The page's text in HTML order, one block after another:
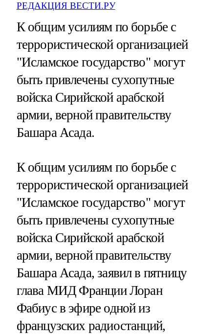
РЕДАКЦИЯ ВЕСТИ.РУ
К общим усилиям по борьбе с
террористической организацией
"Исламское государство" могут
быть привлечены сухопутные
войска Сирийской арабской
армии, верной правительству
Башара Асада.
К общим усилиям по борьбе с
террористической организацией
"Исламское государство" могут
быть привлечены сухопутные
войска Сирийской арабской
армии, верной правительству
Башара Асада, заявил в пятницу
глава МИД Франции Лоран
Фабиус в эфире одной из
французских радиостанций,